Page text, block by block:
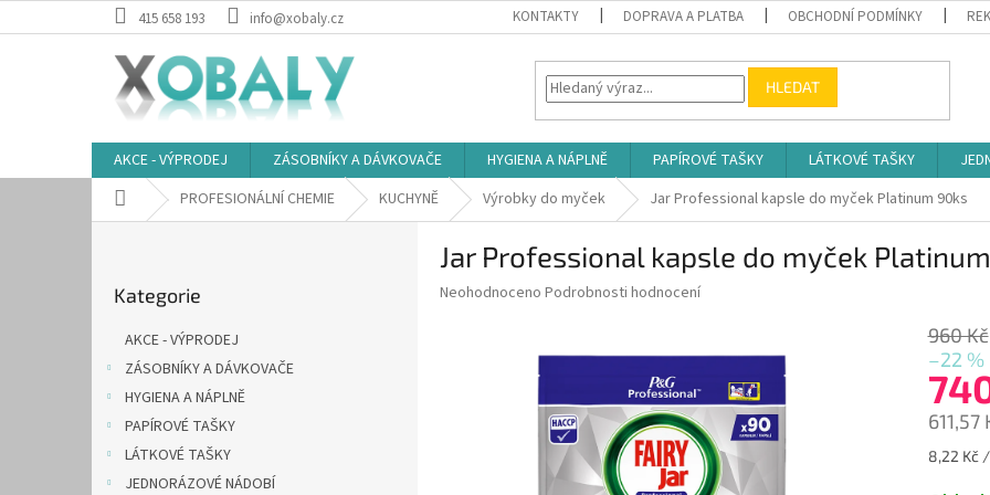
na
415 658 193 info@xobaly.cz KONTAKTY DOPRAVA A PLATBA OBCHODNÍ PODMÍNKY
HLEDAT
AKCE - VÝPRODEJ ZÁSOBNÍKY A DÁVKOVAČE HYGIENA A NÁPLNĚ PAPÍROVÉ TAŠKY LÁTKOVÉ TAŠKY
Domů PROFESIONÁLNÍ CHEMIE KUCHYNĚ Výrobky do myček Jar Professional kapsle do myček Platinum 90ks
kategorie
Kategorie
AKCE - VÝPRODEJ
ZÁSOBNÍKY A DÁVKOVAČE
HYGIENA A NÁPLNĚ
PAPÍROVÉ TAŠKY
LÁTKOVÉ TAŠKY
JEDNORÁZOVÉ NÁDOBÍ
Jar Professional kapsle do myček
Průměrné
Neohodnoceno Podrobnosti hodnocení
960 Kč
–22 %
611,57
Měrná
8,22 Kč